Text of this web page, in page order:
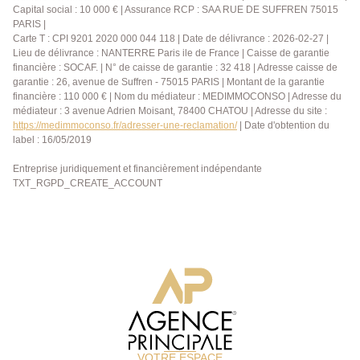
proximité de plusieurs établissements scolaires (tels
que l'institut privée Saint Thomas de Villeneuve), cet
appartement est parfait pour les familles. Vous
trouverez également des commodités à proximité, y
compris boulangeries, supermarchés ou pharmacies.
La station Chaville-Rive-Gauche est facilement
accessible, ou bien le RER C et la gare Rive droite
avec quelques minutes de marche supplémentaire
Chaville, entre Versailles et Boulogne-Billancourt,
notre agence bénéficie d'une parfaite connaissance
Nous savons que chaque projet est unique, c'est
pourquoi nous plaçons la relation humaine au centre
vendeur ou bailleur, notre mission : vous guider avec
sérénité dans toutes les étapes de votre projet
immobilier, en vous apportant des conseils sur
Capital social : 10 000 € | Assurance RCP : SAA RUE DE SUFFREN 75015
PARIS |
Carte T : CPI 9201 2020 000 044 118 | Date de délivrance : 2026-02-27 |
Lieu de délivrance : NANTERRE Paris ile de France | Caisse de garantie
financière : SOCAF. | N° de caisse de garantie : 32 418 | Adresse caisse de
garantie : 26, avenue de Suffren - 75015 PARIS | Montant de la garantie
financière : 110 000 € | Nom du médiateur : MEDIMMOCONSO | Adresse du
médiateur : 3 avenue Adrien Moisant, 78400 CHATOU | Adresse du site :
https://medimmoconso.fr/adresser-une-reclamation/| Date d'obtention du
label : 16/05/2019
Entreprise juridiquement et financièrement indépendante
TXT_RGPD_CREATE_ACCOUNT